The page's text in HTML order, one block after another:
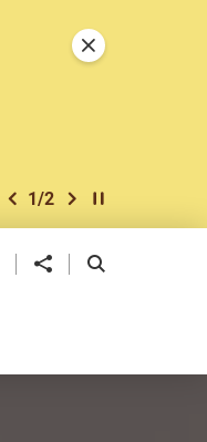
上一個
1/2 下一個開始/暫停幻燈
關閉特別通告
分享到 開啟搜尋框